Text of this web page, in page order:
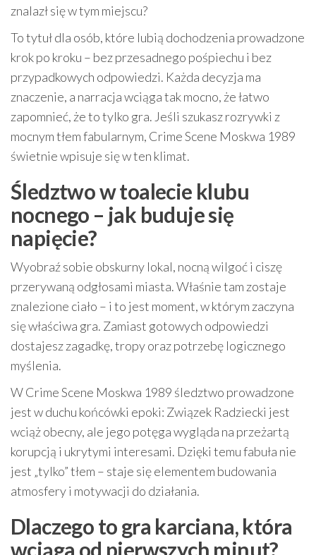
znalazł się w tym miejscu?
To tytuł dla osób, które lubią dochodzenia prowadzone
krok po kroku – bez przesadnego pośpiechu i bez
przypadkowych odpowiedzi. Każda decyzja ma
znaczenie, a narracja wciąga tak mocno, że łatwo
zapomnieć, że to tylko gra. Jeśli szukasz rozrywki z
mocnym tłem fabularnym, Crime Scene Moskwa 1989
świetnie wpisuje się w ten klimat.
Śledztwo w toalecie klubu
nocnego – jak buduje się
napięcie?
Wyobraź sobie obskurny lokal, nocną wilgoć i ciszę
przerywaną odgłosami miasta. Właśnie tam zostaje
znalezione ciało – i to jest moment, w którym zaczyna
się właściwa gra. Zamiast gotowych odpowiedzi
dostajesz zagadkę, tropy oraz potrzebę logicznego
myślenia.
W Crime Scene Moskwa 1989 śledztwo prowadzone
jest w duchu końcówki epoki: Związek Radziecki jest
wciąż obecny, ale jego potęga wygląda na przeżartą
korupcją i ukrytymi interesami. Dzięki temu fabuła nie
jest „tylko” tłem – staje się elementem budowania
atmosfery i motywacji do działania.
Dlaczego to gra karciana, która
wciąga od pierwszych minut?